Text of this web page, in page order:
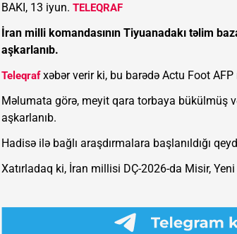
BAKI, 13 iyun. TELEQRAF
İran milli komandasının Tiyuanadakı təlim
aşkarlanıb.
Teleqrafxəbər verir ki, bu barədə Actu Foot AFP
Məlumata görə, meyit qara torbaya bükülmüş
aşkarlanıb.
Hadisə ilə bağlı araşdırmalara başlanıldığı
Xatırladaq ki, İran millisi DÇ-2026-da Misir,